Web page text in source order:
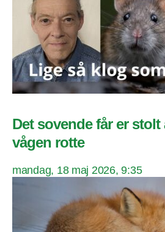
Det sovende får er
vågen rotte
mandag, 18 maj 2026, 9:35